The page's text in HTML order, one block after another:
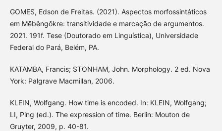
GOMES, Edson de Freitas. (2021). Aspectos morfossintáticos
em Mẽbêngôkre: transitividade e marcação de argumentos.
2021. 191f. Tese (Doutorado em Linguística), Universidade
Federal do Pará, Belém, PA.
KATAMBA, Francis; STONHAM, John. Morphology. 2 ed. Nova
York: Palgrave Macmillan, 2006.
KLEIN, Wolfgang. How time is encoded. In: KLEIN, Wolfgang;
LI, Ping (ed.). The expression of time. Berlin: Mouton de
Gruyter, 2009, p. 40-81.